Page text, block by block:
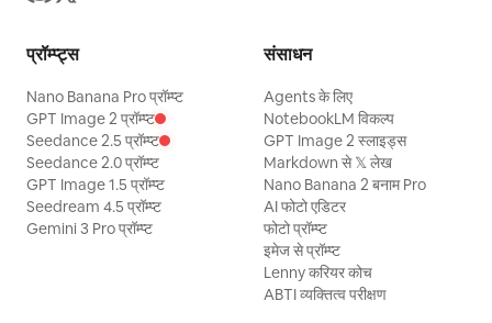
प्रॉम्प्ट्स
Nano Banana Pro प्रॉम्प्ट
GPT Image 2 प्रॉम्प्ट
Seedance 2.5 प्रॉम्प्ट
Seedance 2.0 प्रॉम्प्ट
GPT Image 1.5 प्रॉम्प्ट
Seedream 4.5 प्रॉम्प्ट
Gemini 3 Pro प्रॉम्प्ट
संसाधन
Agents के लिए
NotebookLM विकल्प
GPT Image 2 स्लाइड्स
Markdown से 𝕏 लेख
Nano Banana 2 बनाम Pro
AI फोटो एडिटर
फोटो प्रॉम्प्ट
इमेज से प्रॉम्प्ट
Lenny करियर कोच
ABTI व्यक्तित्व परीक्षण